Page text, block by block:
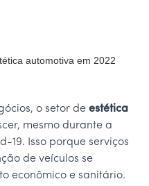
o setor de estética
mesmo durante a
19. Isso porque serviços
de veículos se
econômico e sanitário.